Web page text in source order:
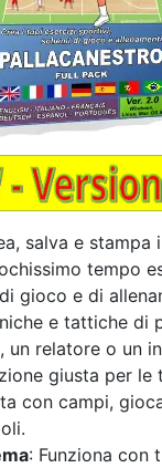
salva e stampa
tempo
gioco e di
e tattiche di
un relatore o un
giusta per le
con campi,
: Funziona con